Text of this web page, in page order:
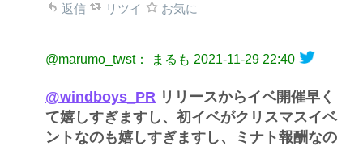
返信 リツイ お気に
@marumo_twst： まるも 2021-11-29 22:40
@windboys_PR リリースからイベ開催早く
て嬉しすぎますし、初イベがクリスマスイベ
ントなのも嬉しすぎますし、ミナト報酬なの